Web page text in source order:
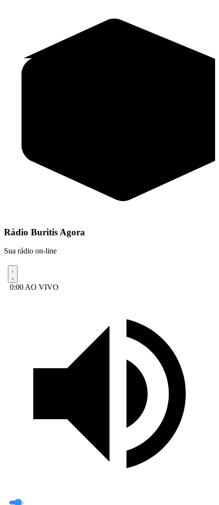
Rádio Buritis Agora
Sua rádio on-line
0:00AO VIVO